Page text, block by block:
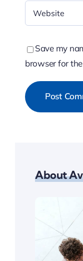
Save my
browser for
About